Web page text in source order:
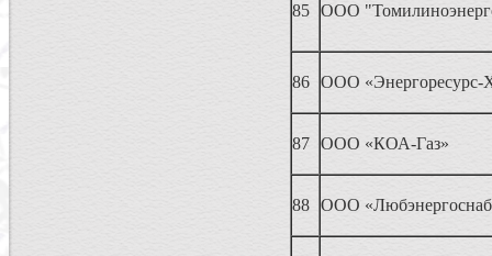
85 ООО
86 ООО «Энергоресурс-
87 ООО «КОА-Газ»
88 ООО